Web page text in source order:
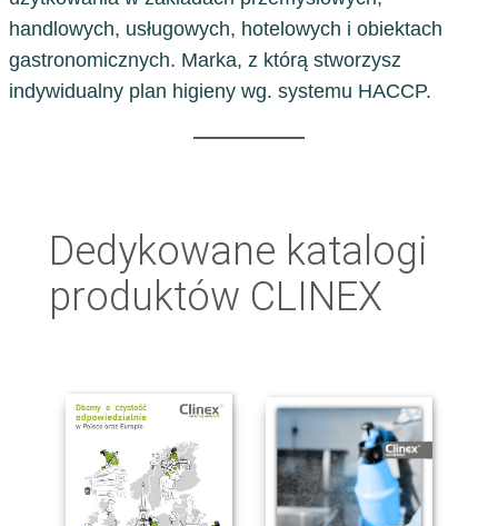
handlowych, usługowych, hotelowych i obiektach
gastronomicznych. Marka, z którą stworzysz
indywidualny plan higieny wg. systemu HACCP.
Dedykowane katalogi
produktów CLINEX